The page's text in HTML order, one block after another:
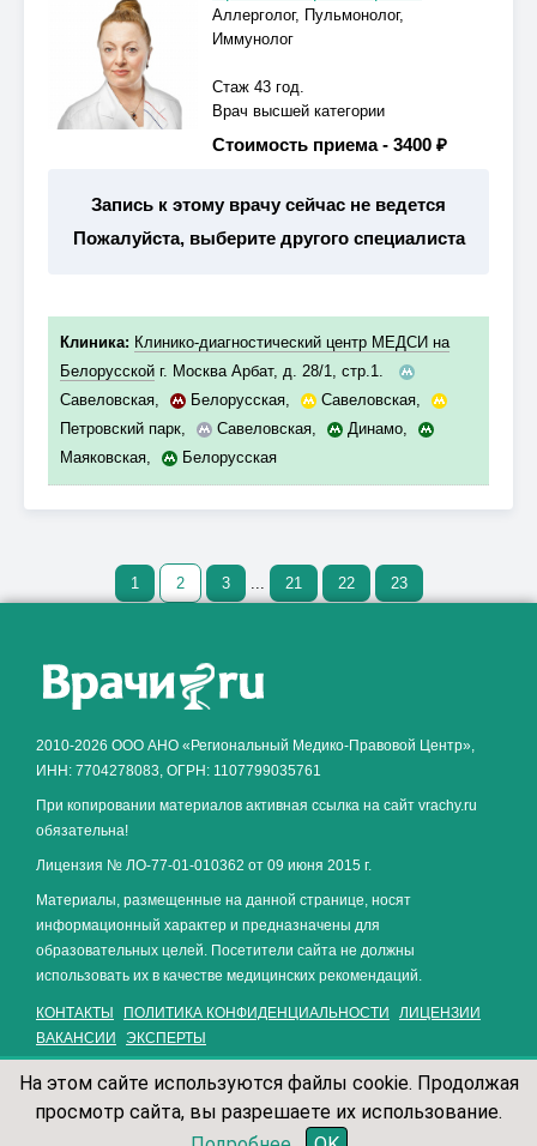
Аллерголог, Пульмонолог,
Иммунолог
Стаж 43 год.
Врач высшей категории
Стоимость приема - 3400 ₽
Запись к этому врачу сейчас не ведется
Пожалуйста, выберите другого специалиста
Клиника: Клинико-диагностический центр МЕДСИ на
Белорусской г. Москва Арбат, д. 28/1, стр.1.
Савеловская, Белорусская, Савеловская,
Петровский парк, Савеловская, Динамо,
Маяковская, Белорусская
1 2 3 ... 21 22 23
2010-2026 ООО АНО «Региональный Медико-Правовой Центр»,
ИНН: 7704278083, ОГРН: 1107799035761
При копировании материалов активная ссылка на сайт vrachy.ru
обязательна!
Лицензия № ЛО-77-01-010362 от 09 июня 2015 г.
Материалы, размещенные на данной странице, носят
информационный характер и предназначены для
образовательных целей. Посетители сайта не должны
использовать их в качестве медицинских рекомендаций.
КОНТАКТЫ ПОЛИТИКА КОНФИДЕНЦИАЛЬНОСТИ
ЛИЦЕНЗИИ
ВАКАНСИИ
ЭКСПЕРТЫ
записаться по телефону
На этом сайте используются файлы cookie. Продолжая
просмотр сайта, вы разрешаете их использование.